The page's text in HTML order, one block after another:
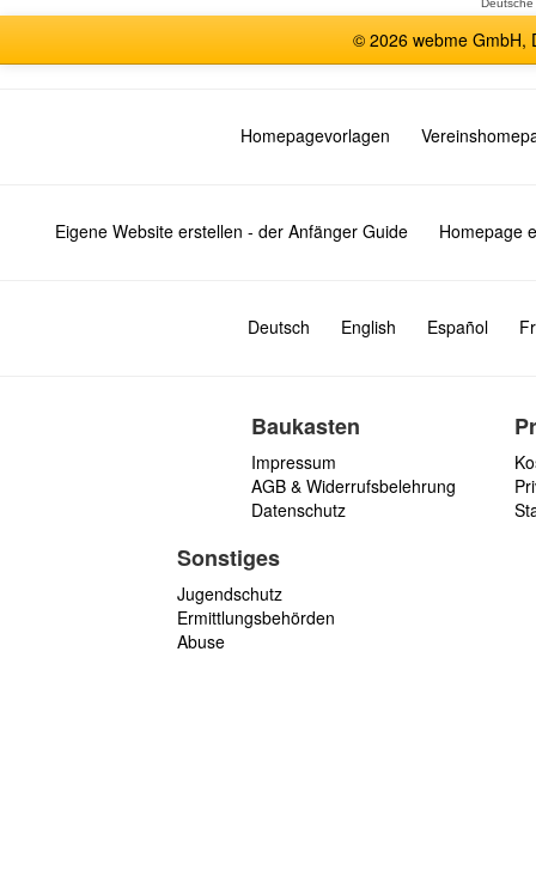
© 2026 webme GmbH,
Homepagevorlagen
Eigene Website erstellen - der Anfänger Guide Homepage
Deutsch English Español
Baukasten
Impressum
AGB & Widerrufsbelehrung
Datenschutz
Sonstiges
Jugendschutz
Ermittlungsbehörden
Abuse